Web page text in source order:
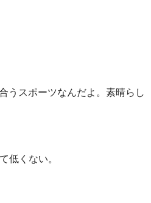
うスポーツなんだよ。素晴らし
低くない。